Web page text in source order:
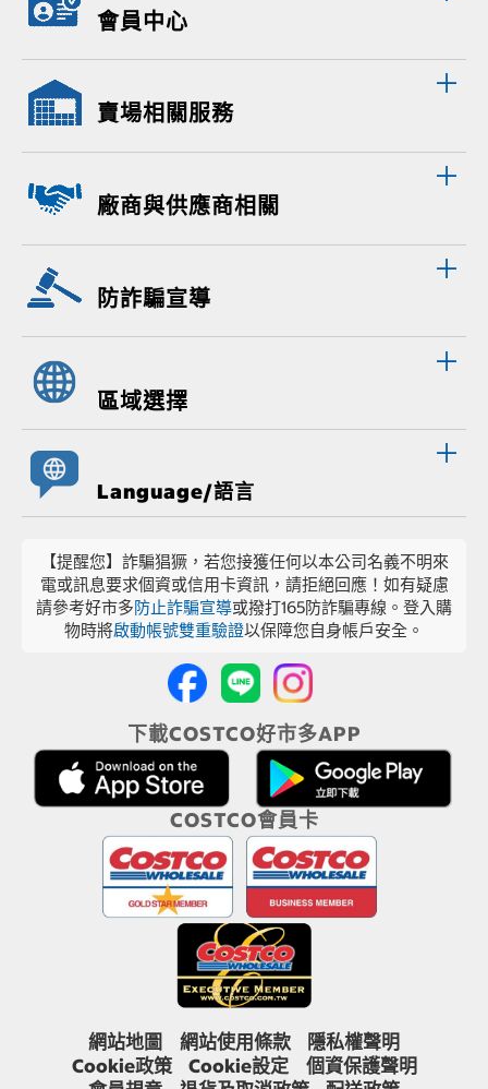
會員中心
賣場相關服務
廠商與供應商相關
防詐騙宣導
區域選擇
Language/語言
【提醒您】詐騙猖獗，若您接獲任何以本公司名義不明來
電或訊息要求個資或信用卡資訊，請拒絕回應！如有疑慮
請參考好市多防止詐騙宣導或撥打165防詐騙專線。登入購
物時將啟動帳號雙重驗證以保障您自身帳戶安全。
下載COSTCO好市多APP
COSTCO會員卡
網站地圖 網站使用條款
隱私權聲明
Cookie政策
Cookie設定
個資保護聲明